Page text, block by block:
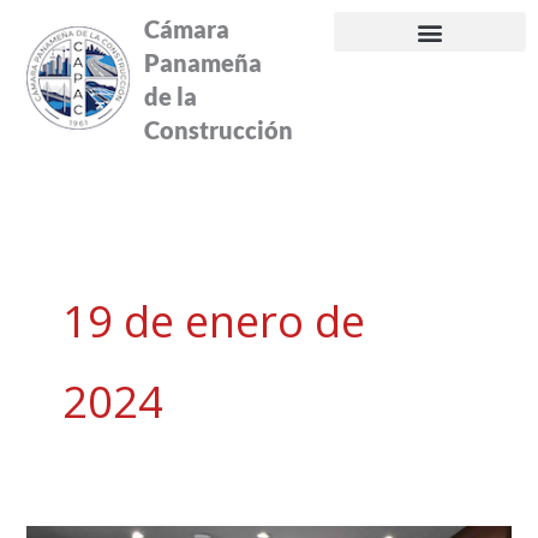
contenido
Cámara
Panameña
de la
Construcción
19 de enero de
2024